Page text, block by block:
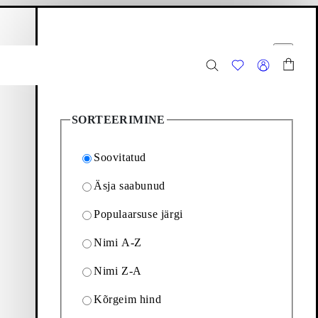
kollektsioon
SORTEERIMINE
Soovitatud
Äsja saabunud
Populaarsuse järgi
Nimi A-Z
Nimi Z-A
Kõrgeim hind
toodet